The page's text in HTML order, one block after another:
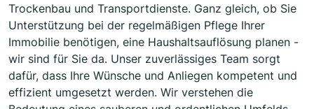
Trockenbau und Transportdienste. Ganz gleich, ob Sie
Unterstützung bei der regelmäßigen Pflege Ihrer
Immobilie benötigen, eine Haushaltsauflösung planen -
wir sind für Sie da. Unser zuverlässiges Team sorgt
dafür, dass Ihre Wünsche und Anliegen kompetent und
effizient umgesetzt werden. Wir verstehen die